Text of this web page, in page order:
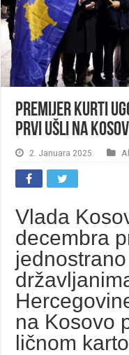
Premijer Kurti
prvi ušli na
2. Januara 2025.
Vlada
decembra
na Kosovo
ličnom